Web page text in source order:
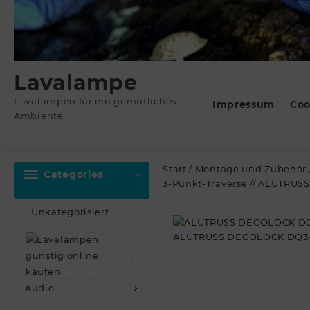
Lavalampe
Lavalampen für ein gemütliches
Ambiente
Impressum
Categories
Unkategorisiert
Audio
Start / Montage und Zubehör
3-Punkt-Traverse //